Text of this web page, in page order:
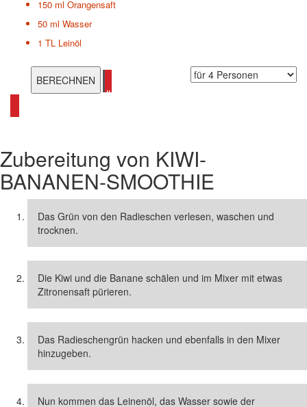
150 ml Orangensaft
50 ml Wasser
1 TL Leinöl
alle Smoothie Rezepte ansehen
Zubereitung von KIWI-
BANANEN-SMOOTHIE
Das Grün von den Radieschen verlesen, waschen und
trocknen.
Die Kiwi und die Banane schälen und im Mixer mit etwas
Zitronensaft pürieren.
Das Radieschengrün hacken und ebenfalls in den Mixer
hinzugeben.
Nun kommen das Leinenöl, das Wasser sowie der